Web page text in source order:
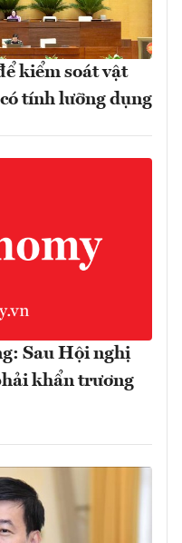
kiểm soát vật
tính lưỡng dụng
Sau Hội nghị
khẩn trương